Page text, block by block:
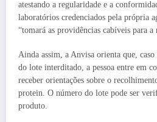
atestando a regularidade e a
laboratórios credenciados pela própria
“tomará as providências cabíveis para a
Ainda assim, a Anvisa orienta que,
do lote interditado, a pessoa entre em
receber orientações sobre o
protein. O número do lote pode ser
produto.